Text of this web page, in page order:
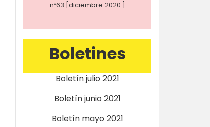
nº63 [diciembre 2020 ]
Boletines
Boletín julio 2021
Boletín junio 2021
Boletín mayo 2021